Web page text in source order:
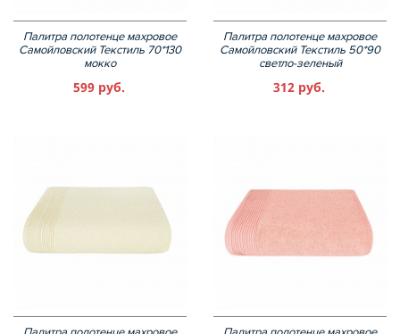
Палитра полотенце махровое
Самойловский Текстиль 70*130
мокко
599 руб.
Палитра полотенце махровое
Самойловский Текстиль 50*90
светло-зеленый
312 руб.